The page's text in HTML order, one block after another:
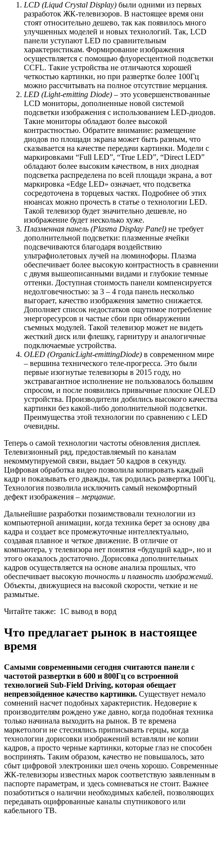
LCD (Liqud Crystal Display) были одними из первых
разработок ЖК-телевизоров. В настоящее время они
стоят относительно дешево, так как появилось много
улучшенных моделей и новых технологий. Так, LCD
панели уступают LED по сравнительным
характеристикам. Формирование изображения
осуществляется с помощью флуоресцентной подсветки
CCFL. Такие устройства не отличаются хорошей
четкостью картинки, но при развертке более 100Гц
можно рассчитывать на полное отсутствие мерцания.
LED (Light-emitting Diode) – это усовершенствованные
LCD мониторы, дополненные новой системой
подсветки изображения с использованием LED-диодов.
Такие мониторы обладают более высокой
контрастностью. Обратите внимание: размещение
диодов по площади экрана может быть разным, что
сказывается на качестве передачи картинки. Модели с
маркировками “Full LED”, “True LED”, “Direct LED”
обладают более высоким качеством, в них диодная
подсветка распределена по всей площади экрана, а вот
маркировка «Edge LED» означает, что подсветка
сосредоточена в торцевых частях. Подробнее об этих
нюансах можно прочесть в статье о технологии LED.
Такой телевизор будет значительно дешевле, но
изображение будет несколько хуже.
Плазменная панель (Plasma Display Panel) не требует
дополнительной подсветки: плазменные ячейки
подсвечиваются благодаря воздействию
ультрафиолетовых лучей на люминофоры. Плазма
обеспечивает более высокую контрастность в сравнении
с двумя вышеописанными видами и глубокие темные
оттенки. Доступная стоимость панели компенсируется
недолговечностью: за 3 – 4 года панель несколько
выгорает, качество изображения заметно снижается.
Дополняет список недостатков ощутимое потребление
энергоресурсов и частые сбои при обнаружении
съемных модулей. Такой телевизор может не видеть
жесткий диск или флешку, гарнитуру и аналогичные
подключаемые устройства.
OLED (OrganicLight-emittingDiode) в современном мире
– вершина технического теле-прогресса. Это были
первые изогнутые телевизоры в 2015 году, но
экстравагантное исполнение не пользовалось большим
спросом, и после появились привычные плоские OLED
устройства. Производители добились высокого качества
картинки без какой-либо дополнительной подсветки.
Преимущества этой технологии по сравнению с LED
очевидны.
Теперь о самой технологии частоты обновления дисплея.
Телевизионный ряд, предоставляемый по каналам
некоммутируемой связи, выдает 50 кадров в секунду.
Цифровая обработка видео позволила копировать каждый
кадр и показывать его дважды, так родилась развертка 100Гц.
Технология позволила исключить самый некомфортный
дефект изображения –мерцание.
Дальнейшие разработки позаимствовали технологии из
компьютерной анимации, когда техника берет за основу два
кадра и создает все промежуточные интеллектуально,
создавая плавное и четкое движение. В отличие от
компьютера, у телевизора нет понятия «будущий кадр», но и
этого оказалось достаточно. Дорисовка дополнительных
кадров осуществляется на основе анализа прошлых, что
обеспечивает высокую точность и плавность изображений.
Объекты, движущиеся на высокой скорости, четкие и не
размытые.
Читайте также: 1С вывод в ворд
Что предлагает рынок в настоящее
время
Самыми современными сегодня считаются панели с
частотой развертки в 600 и 800Гц со встроенной
технологией Sub-Field Driving, которая обещает
непревзойденное качество картинки. Существует немало
сомнений насчет подобных характеристик. Недоверие к
производителям рождено уже давно, когда подобная техника
только начинала выходить на рынок. В те времена
маркетологи не стеснялись приписывать герцы, когда
технологии дорисовки изображений вставляли не копии
кадров, а просто черные картинки, которые глаз не способен
воспринять. Таким образом, качество не повышалось, зато
сбыт цифровой электроники шел очень хорошо. Современные
ЖК-телевизоры известных марок соответствую заявленным в
паспорте параметрам, и здесь сомневаться не стоит. Важнее
позаботиться о наличии необходимых кабелей, позволяющих
передавать оцифрованные каналы спутникового или
кабельного ТВ.